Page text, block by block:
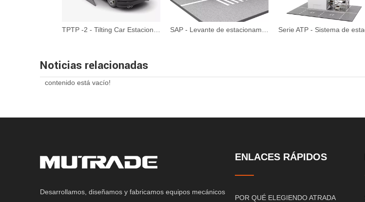
Noticias relacionadas
contenido está vacío!
Desarrollamos, diseñamos y fabricamos equipos mecánicos
ENLACES RÁPIDOS
POR QUÉ ELEGIENDO ATRADA